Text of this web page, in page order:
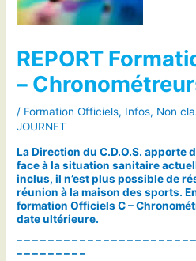
REPORT
–
/ Formation Officiels, Infos, Non
JOURNET
La Direction du C.D.O.S. apporte
face à la situation sanitaire
inclus, il n’est plus possible de
réunion à la maison des sports.
formation Officiels C –
date ultérieure.
– – – – – – – – – – – – – – – – – – – – – –
– – – – – – – – –